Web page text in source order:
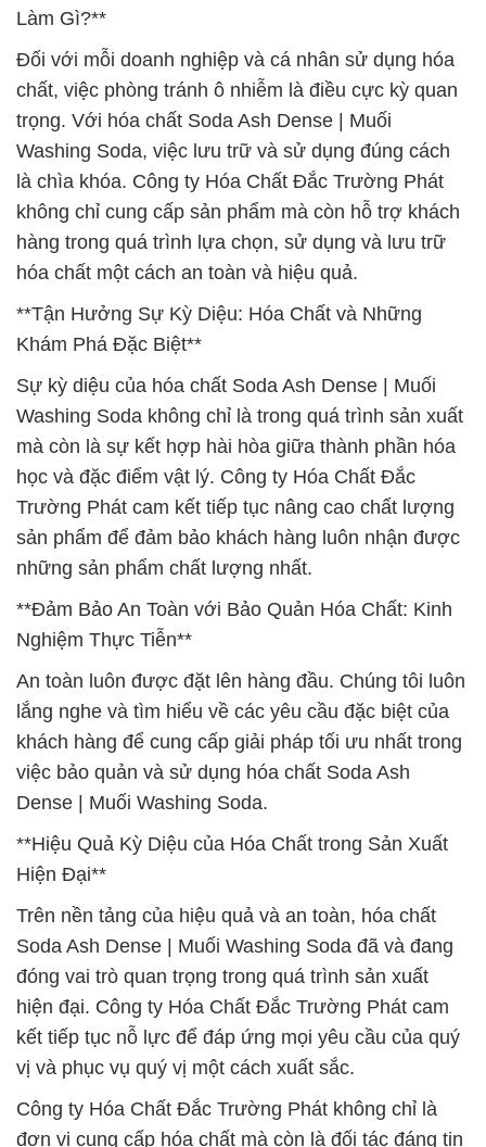
Làm Gì?**
Đối với mỗi doanh nghiệp và cá nhân sử dụng hóa
chất, việc phòng tránh ô nhiễm là điều cực kỳ quan
trọng. Với hóa chất Soda Ash Dense | Muối
Washing Soda, việc lưu trữ và sử dụng đúng cách
là chìa khóa. Công ty Hóa Chất Đắc Trường Phát
không chỉ cung cấp sản phẩm mà còn hỗ trợ khách
hàng trong quá trình lựa chọn, sử dụng và lưu trữ
hóa chất một cách an toàn và hiệu quả.
**Tận Hưởng Sự Kỳ Diệu: Hóa Chất và Những
Khám Phá Đặc Biệt**
Sự kỳ diệu của hóa chất Soda Ash Dense | Muối
Washing Soda không chỉ là trong quá trình sản xuất
mà còn là sự kết hợp hài hòa giữa thành phần hóa
học và đặc điểm vật lý. Công ty Hóa Chất Đắc
Trường Phát cam kết tiếp tục nâng cao chất lượng
sản phẩm để đảm bảo khách hàng luôn nhận được
những sản phẩm chất lượng nhất.
**Đảm Bảo An Toàn với Bảo Quản Hóa Chất: Kinh
Nghiệm Thực Tiễn**
An toàn luôn được đặt lên hàng đầu. Chúng tôi luôn
lắng nghe và tìm hiểu về các yêu cầu đặc biệt của
khách hàng để cung cấp giải pháp tối ưu nhất trong
việc bảo quản và sử dụng hóa chất Soda Ash
Dense | Muối Washing Soda.
**Hiệu Quả Kỳ Diệu của Hóa Chất trong Sản Xuất
Hiện Đại**
Trên nền tảng của hiệu quả và an toàn, hóa chất
Soda Ash Dense | Muối Washing Soda đã và đang
đóng vai trò quan trọng trong quá trình sản xuất
hiện đại. Công ty Hóa Chất Đắc Trường Phát cam
kết tiếp tục nỗ lực để đáp ứng mọi yêu cầu của quý
vị và phục vụ quý vị một cách xuất sắc.
Công ty Hóa Chất Đắc Trường Phát không chỉ là
đơn vị cung cấp hóa chất mà còn là đối tác đáng tin